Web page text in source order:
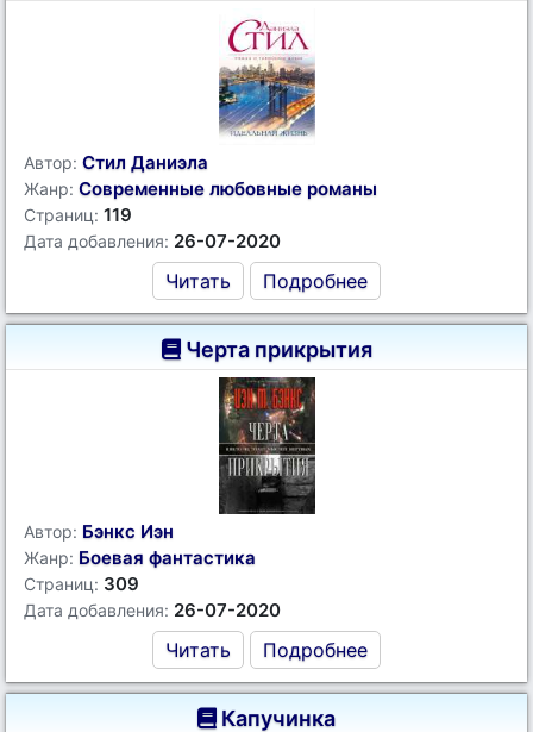
Автор: Стил Даниэла
Жанр: Современные любовные романы
Страниц: 119
Дата добавления: 26-07-2020
Читать Подробнее
Черта прикрытия
Автор: Бэнкс Иэн
Жанр: Боевая фантастика
Страниц: 309
Дата добавления: 26-07-2020
Читать Подробнее
Капучинка